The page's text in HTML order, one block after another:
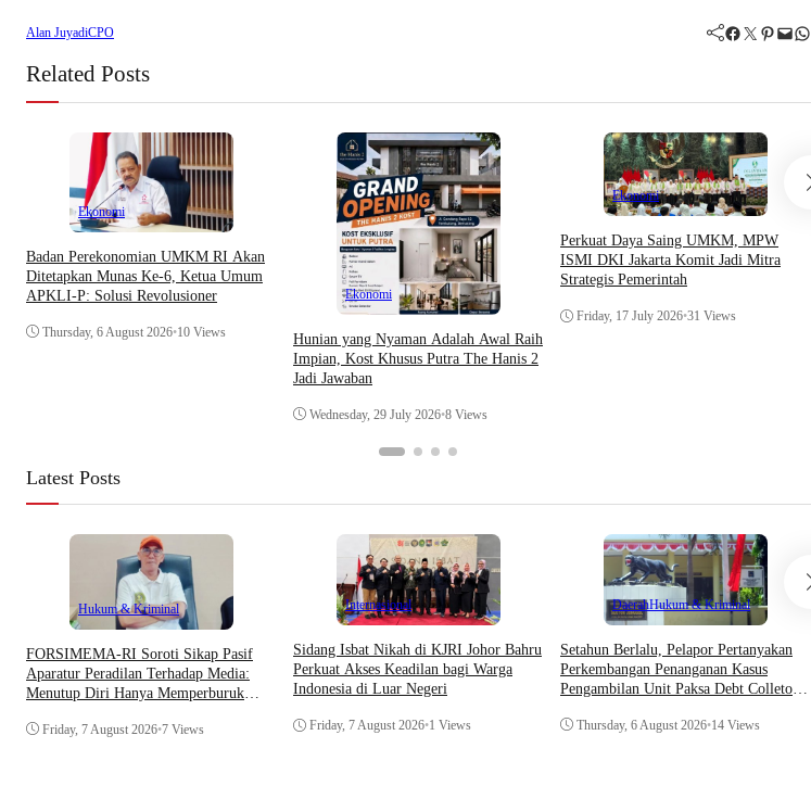
Alan JuyadiCPO Facebook Twitter Pinterest Mail WhatsApp
Related Posts
Ekonomi
Badan Perekonomian UMKM RI Akan
Ditetapkan Munas Ke-6, Ketua Umum
APKLI-P: Solusi Revolusioner
Thursday, 6 August 2026•10 Views
Ekonomi
Hunian yang Nyaman Adalah Awal Raih
Impian, Kost Khusus Putra The Hanis 2
Jadi Jawaban
Wednesday, 29 July 2026•8 Views
Ekonomi
Perkuat Daya Saing UMKM, MPW
ISMI DKI Jakarta Komit Jadi Mitra
Strategis Pemerintah
Friday, 17 July 2026•31 Views
Latest Posts
Hukum & Kriminal
​FORSIMEMA-RI Soroti Sikap Pasif
Aparatur Peradilan Terhadap Media:
Menutup Diri Hanya Memperburuk
Friday, 7 August 2026•7 Views
Internasional
Sidang Isbat Nikah di KJRI Johor Bahru
Perkuat Akses Keadilan bagi Warga
Indonesia di Luar Negeri
Friday, 7 August 2026•1 Views
DaerahHukum & Kriminal
Setahun Berlalu, Pelapor Pertanyakan
Perkembangan Penanganan Kasus
Pengambilan Unit Paksa Debt Colletor
Thursday, 6 August 2026•14 Views